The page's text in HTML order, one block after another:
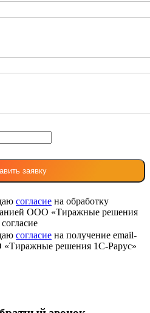
согласие на обработку
ООО «Тиражные решения
согласие на получение email-
решения 1С-Рарус»